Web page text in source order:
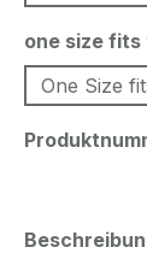
one size fits
One Size